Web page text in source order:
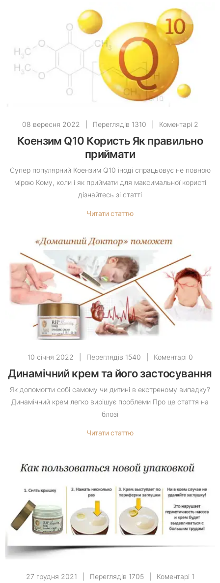
08 вересня 2022 Переглядів 1310 Коментарі 2
Коензим Q10 Користь Як правильно
приймати
Супер популярний Коензим Q10 іноді спрацьовує не повною
мірою Кому, коли і як приймати для максимальної користі
дізнайтесь зі статті
Читати статтю
10 січня 2022 Переглядів 1540 Коментарі 0
Динамічний крем та його застосування
Як допомогти собі самому чи дитині в екстреному випадку?
Динамічний крем легко вирішує проблеми Про це стаття на
блозі
Читати статтю
27 грудня 2021 Переглядів 1705 Коментарі 1